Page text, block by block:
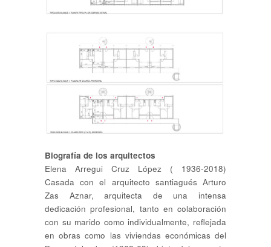
Biografía de los arquitectos
Elena Arregui Cruz López ( 1936-2018)
Casada con el arquitecto santiagués Arturo
Zas Aznar, arquitecta de una intensa
dedicación profesional, tanto en colaboración
con su marido como individualmente, reflejada
en obras como las viviendas económicas del